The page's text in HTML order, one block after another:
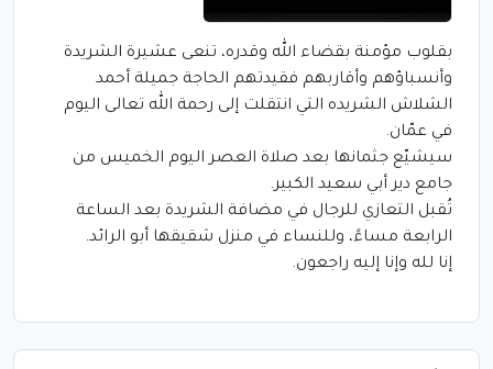
بقلوب مؤمنة بقضاء الله وقدره، تنعى عشيرة الشريدة
وأنسباؤهم وأقاربهم فقيدتهم الحاجة جميلة أحمد
الشلاش الشريده التي انتقلت إلى رحمة الله تعالى اليوم
في عمّان.
سيشيّع جثمانها بعد صلاة العصر اليوم الخميس من
جامع دير أبي سعيد الكبير.
تُقبل التعازي للرجال في مضافة الشريدة بعد الساعة
الرابعة مساءً، وللنساء في منزل شقيقها أبو الرائد.
إنا لله وإنا إليه راجعون.